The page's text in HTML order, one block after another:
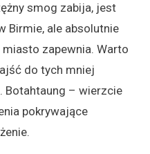
smog zabija, jest
Birmie, ale absolutnie
zapewnia. Warto
do tych mniej
Botahtaung – wierzcie
pokrywające